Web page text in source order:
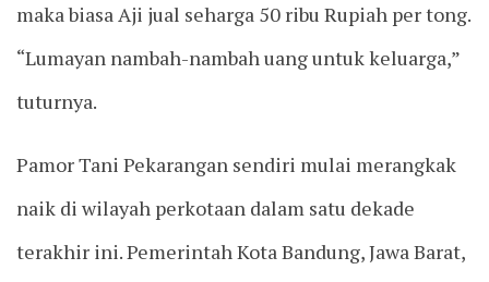
maka biasa Aji jual seharga 50 ribu Rupiah per tong.
“Lumayan nambah-nambah uang untuk keluarga,”
tuturnya.
Pamor Tani Pekarangan sendiri mulai merangkak
naik di wilayah perkotaan dalam satu dekade
terakhir ini. Pemerintah Kota Bandung, Jawa Barat,